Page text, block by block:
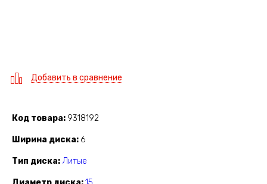
Добавить в сравнение
Код товара 9318192
Ширина диска 6
Тип диска Литые